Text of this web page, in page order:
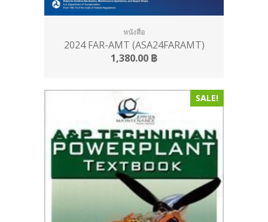
หนังสือ
2024 FAR-AMT (ASA24FARAMT)
1,380.00 ฿
SALE!